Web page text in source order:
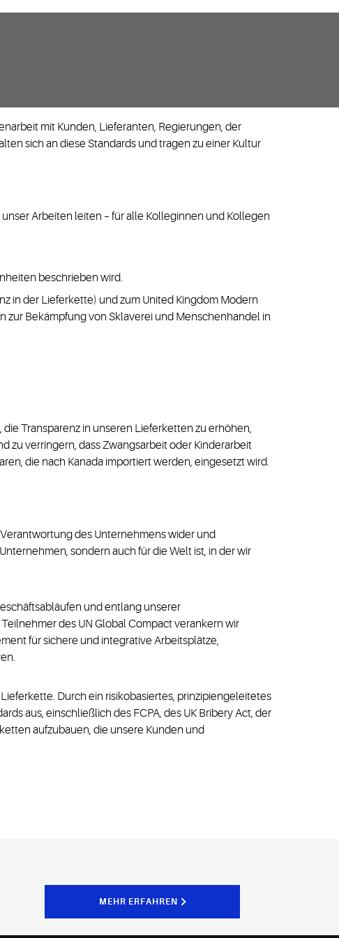
mit Kunden, Lieferanten, Regierungen, der
sich an diese Standards und tragen zu einer Kultur
Arbeiten leiten – für alle Kolleginnen und Kollegen
beschrieben wird.
in der Lieferkette) und zum United Kingdom Modern
zur Bekämpfung von Sklaverei und Menschenhandel in
Transparenz in unseren Lieferketten zu erhöhen,
zu verringern, dass Zwangsarbeit oder Kinderarbeit
die nach Kanada importiert werden, eingesetzt wird.
des Unternehmens wider und
sondern auch für die Welt ist, in der wir
und entlang unserer
des UN Global Compact verankern wir
für sichere und integrative Arbeitsplätze,
Durch ein risikobasiertes, prinzipiengeleitetes
aus, einschließlich des FCPA, des UK Bribery Act, der
aufzubauen, die unsere Kunden und
MEHR ERFAHREN